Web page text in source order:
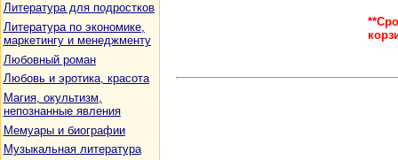
Литература для подростков
Литература по экономике,
маркетингу и менеджменту
Любовный роман
Любовь и эротика, красота
Магия, окультизм,
непознанные явления
Мемуары и биографии
Музыкальная литература